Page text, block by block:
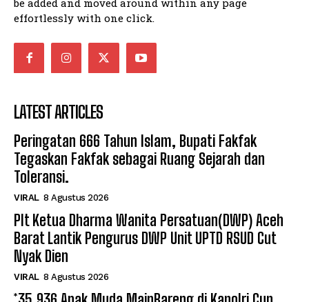
be added and moved around within any page
effortlessly with one click.
LATEST ARTICLES
Peringatan 666 Tahun Islam, Bupati Fakfak
Tegaskan Fakfak sebagai Ruang Sejarah dan
Toleransi.
VIRAL 8 Agustus 2026
Plt Ketua Dharma Wanita Persatuan(DWP) Aceh
Barat Lantik Pengurus DWP Unit UPTD RSUD Cut
Nyak Dien
VIRAL 8 Agustus 2026